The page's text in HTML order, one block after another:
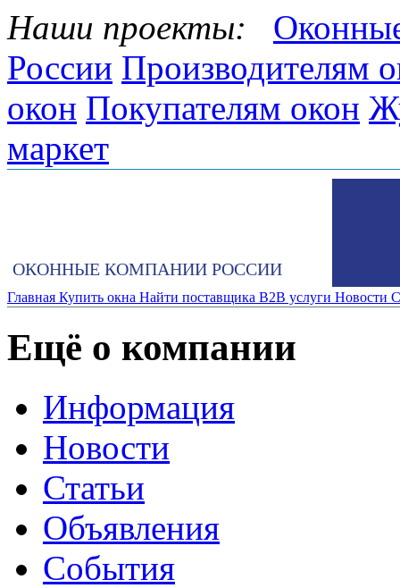
Наши проекты:
России Производителям
окон Покупателям окон
маркет
ОКОННЫЕ КОМПАНИИ РОССИИ
Главная Купить окна Найти поставщика B2B услуги Новости
Ещё о компании
Информация
Новости
Статьи
Объявления
События